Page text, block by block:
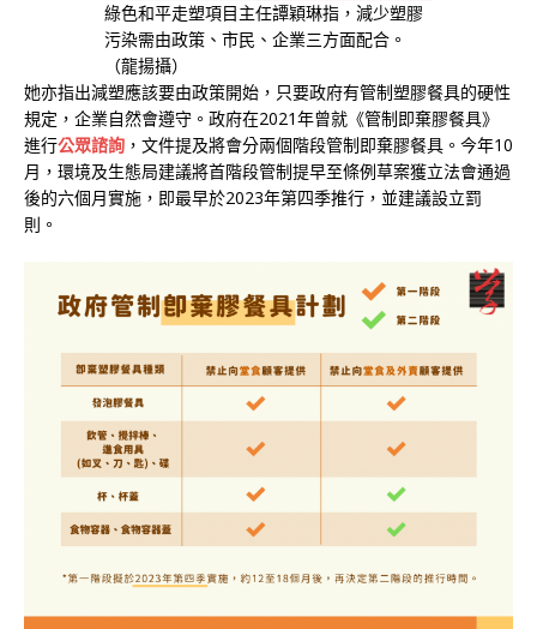
綠色和平走塑項目主任譚穎琳指，減少塑膠
污染需由政策、市民、企業三方面配合。
（龍揚攝）
她亦指出減塑應該要由政策開始，只要政府有管制塑膠餐具的硬性
規定，企業自然會遵守。政府在2021年曾就《管制即棄膠餐具》
進行公眾諮詢 ，文件提及將會分兩個階段管制即棄膠餐具。今年10
月，環境及生態局建議將首階段管制提早至條例草案獲立法會通過
後的六個月實施，即最早於2023年第四季推行，並建議設立罰
則。